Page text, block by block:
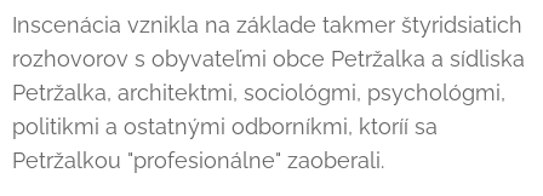
Inscenácia vznikla na základe takmer štyridsiatich
rozhovorov s obyvateľmi obce Petržalka a sídliska
Petržalka, architektmi, sociológmi, psychológmi,
politikmi a ostatnými odborníkmi, ktoríí sa
Petržalkou "profesionálne" zaoberali.